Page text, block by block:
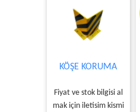
KÖŞE KORUMA
Fiyat ve stok bilgisi al
mak için iletisim kismi